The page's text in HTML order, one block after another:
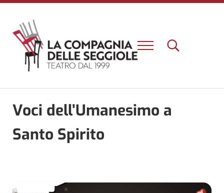
Passa al contenuto principale
Skip to header right navigation
Skip to site footer
La Compagnia delle Seggiole
Un nuovo teatro e una nuova esperienza a Firenze
Menu Search...
Voci dell’Umanesimo a
Santo Spirito